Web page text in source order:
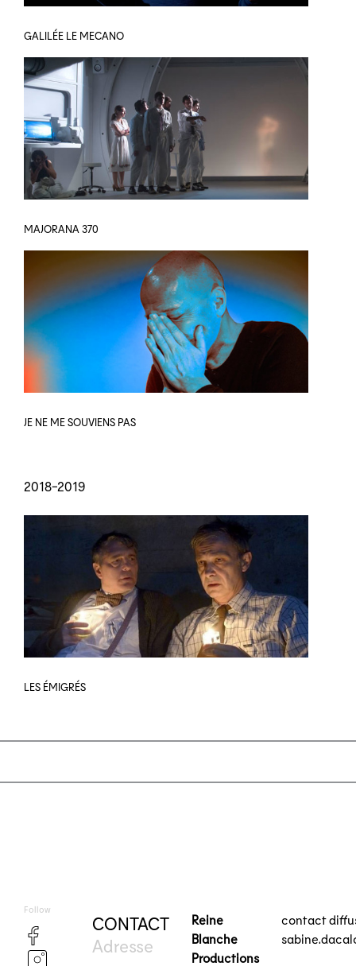
GALILÉE LE MECANO
MAJORANA 370
JE NE ME SOUVIENS PAS
2018-2019
LES ÉMIGRÉS
Follow
CONTACT
Adresse
Reine
Blanche
Productions
contact